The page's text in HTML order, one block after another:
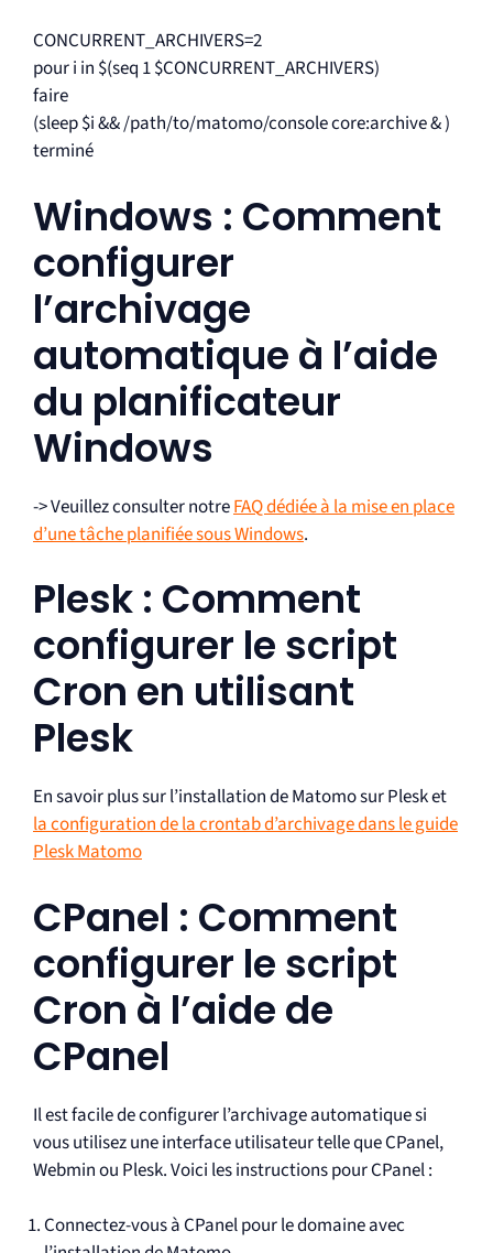
CONCURRENT_ARCHIVERS=2
pour i in $(seq 1 $CONCURRENT_ARCHIVERS)
faire
(sleep $i && /path/to/matomo/console core:archive & )
terminé
Windows : Comment
configurer
l’archivage
automatique à l’aide
du planificateur
Windows
-> Veuillez consulter notreFAQ dédiée à la mise en place
d’une tâche planifiée sous Windows.
Plesk : Comment
configurer le script
Cron en utilisant
Plesk
En savoir plus sur l’installation de Matomo sur Plesk et
la configuration de la crontab d’archivage dans le guide
Plesk Matomo
CPanel : Comment
configurer le script
Cron à l’aide de
CPanel
Il est facile de configurer l’archivage automatique si
vous utilisez une interface utilisateur telle que CPanel,
Webmin ou Plesk. Voici les instructions pour CPanel :
Connectez-vous à CPanel pour le domaine avec